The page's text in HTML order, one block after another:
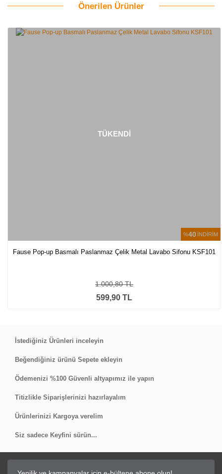
Önerilen Ürünler
%40 İNDİRİM
TÜKENDİ
Fause Pop-up Basmalı Paslanmaz Çelik Metal Lavabo Sifonu KSF101
599,90 TL
1.000,80 TL
İstediğiniz Ürünleri inceleyin
Beğendiğiniz ürünü Sepete ekleyin
Ödemenizi %100 Güvenli altyapımız ile yapın
Titizlikle Siparişlerinizi hazırlayalım
Ürünlerinizi Kargoya verelim
Siz sadece Keyfini sürün...